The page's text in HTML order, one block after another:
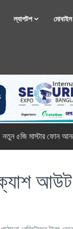
ল্যাপটপ মোবাইল
নতুন সি-সিরিজ স্মার্টফোন
আউট